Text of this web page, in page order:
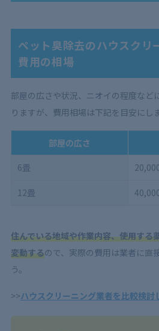
ペット臭除去のハウスクリ
費用の相場
部屋の広さや状況、ニオイの程度など
りますが、費用相場は下記を目安にし
部屋の広さ
6畳
12畳
住んでいる地域や作業内容、使用する
変動するので、実際の費用は業者に直
う。
>>ハウスクリーニング業者を比較検討